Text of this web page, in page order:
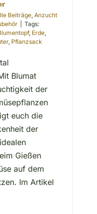
Beiträge ,Anzucht
Tags:
, Erde
, Pflanzsack
Blumat
der
euch die
der
Gießen
auf dem
Im Artikel